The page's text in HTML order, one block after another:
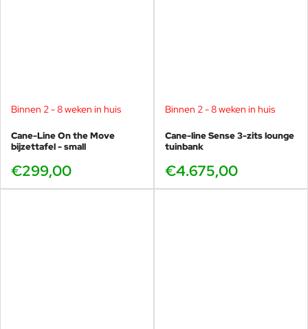
Binnen 2 - 8 weken in huis
Cane-Line On the Move
bijzettafel - small
€299,00
Binnen 2 - 8 weken in huis
Cane-line Sense 3-zits lounge
tuinbank
€4.675,00